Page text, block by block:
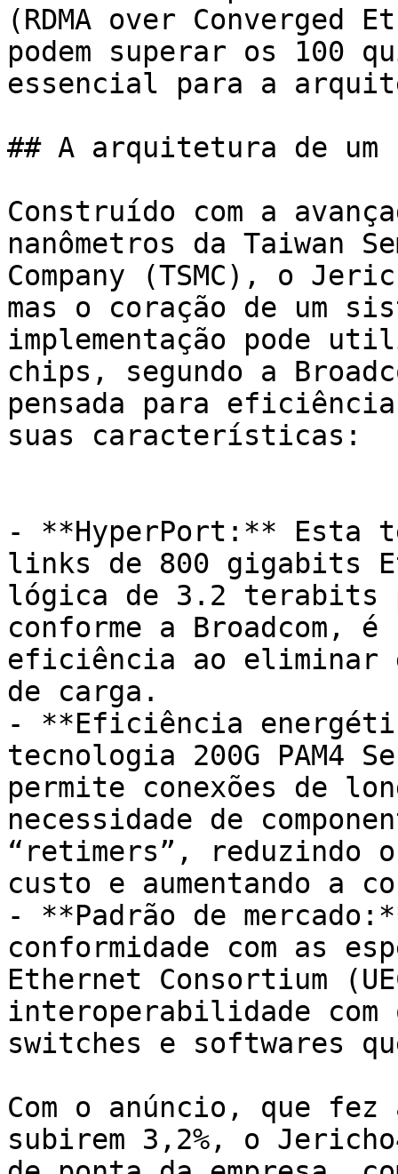
(RDMA over
podem superar os 100
essencial para a
## A arquitetura de
Construído com a
nanômetros da Taiwan
Company (TSMC), o
mas o coração de um
implementação pode
chips, segundo a
pensada para eficiência
suas características:
- **HyperPort:** Esta
links de 800 gigabits
lógica de 3.2 terabits
conforme a Broadcom,
eficiência ao eliminar
de carga.
- **Eficiência
tecnologia 200G PAM4
permite conexões de
necessidade de
“retimers”, reduzindo
custo e aumentando a
- **Padrão de
conformidade com as
Ethernet Consortium
interoperabilidade
switches e softwares
Com o anúncio, que fez
subirem 3,2%, o